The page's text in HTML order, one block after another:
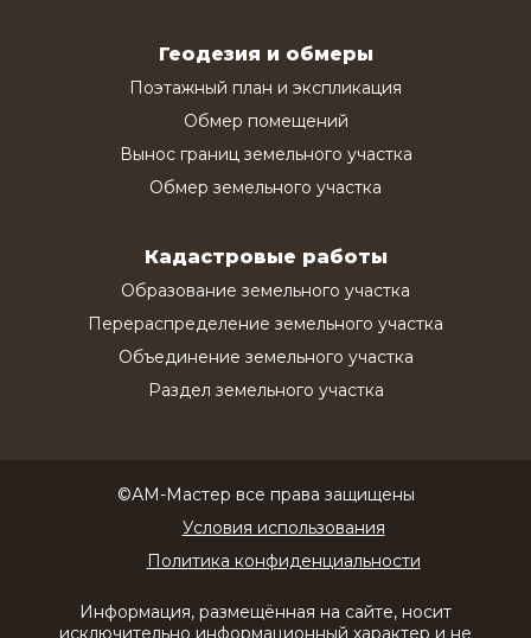
Геодезия и обмеры
Поэтажный план и экспликация
Обмер помещений
Вынос границ земельного участка
Обмер земельного участка
Кадастровые работы
Образование земельного участка
Перераспределение земельного участка
Объединение земельного участка
Раздел земельного участка
©АМ-Мастер все права защищены
Условия использования
Политика конфиденциальности
Информация, размещённая на сайте, носит
исключительно информационный характер и не